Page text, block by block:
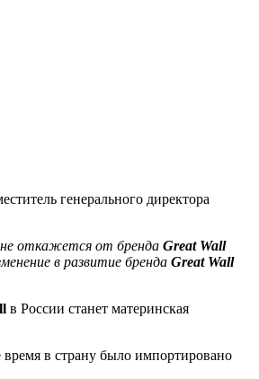
генерального директора
откажется от бренда Great Wall
в развитие бренда Great Wall
в России станет материнская
в страну было импортировано